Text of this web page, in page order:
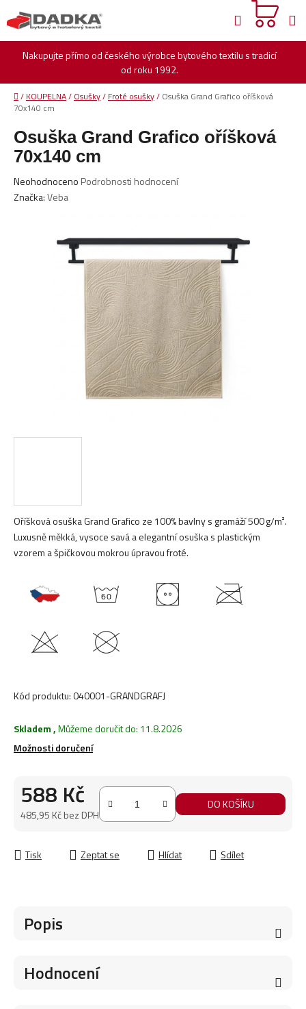
na
obsah
Nakupujte přímo od českého výrobce bytového textilu s tradicí
od roku 1992.
Hledat
Domů
/ KOUPELNA/ Osušky/ Froté osušky/ Osuška Grand Grafico oříšková
70x140 cm
Oříšková osuška Grand Grafico ze 100% bavlny s gramáží 500 g/m².
Luxusně měkká, vysoce savá a elegantní osuška s plastickým
vzorem a špičkovou mokrou úpravou froté.
Kód produktu:040001-GRANDGRAFJ
Skladem,Můžeme doručit do: 11.8.2026
Možnosti doručení
588 Kč
485,95 Kč bez DPH
DO KOŠÍKU
Tisk Zeptat se Hlídat Sdílet
Osuška Grand Grafico oříšková
70x140 cm
Průměrné
hodnocení
Neohodnoceno Podrobnosti hodnocení
Značka:Veba
Popis
Hodnocení